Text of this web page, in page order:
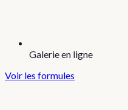
Galerie en ligne
Voir les formules